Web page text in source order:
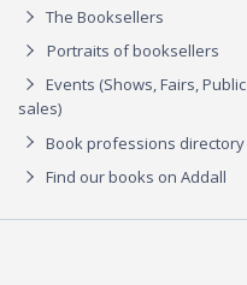
The Booksellers
Portraits of booksellers
Events (Shows, Fairs, Public
sales)
Book professions directory
Find our books on Addall